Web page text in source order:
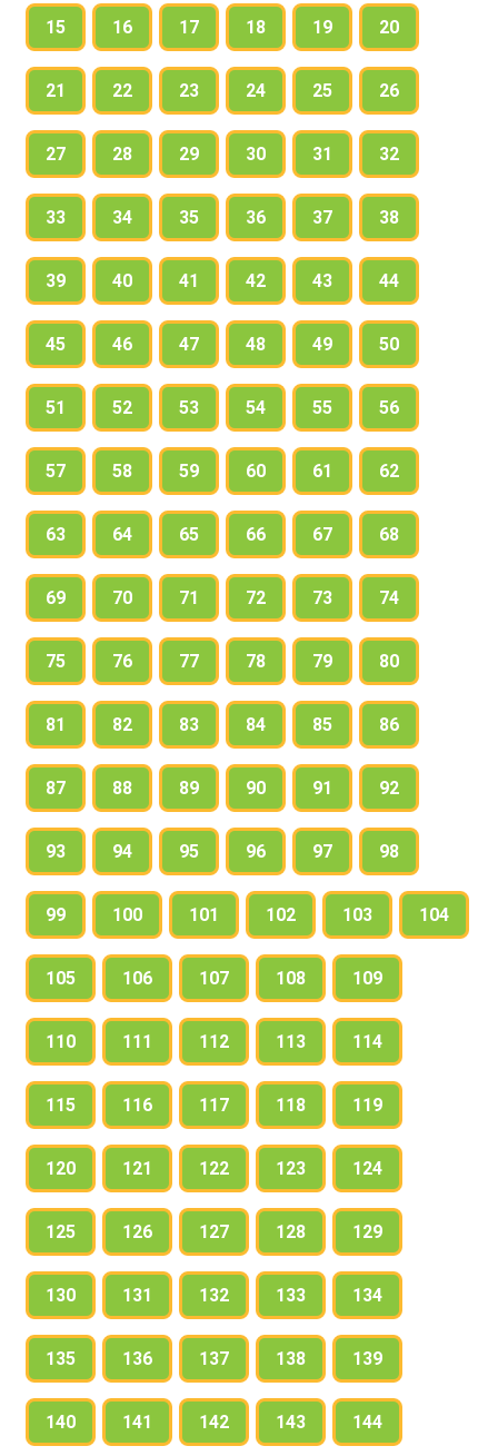
15 16 17 18 19 20
21 22 23 24 25 26
27 28 29 30 31 32
33 34 35 36 37 38
39 40 41 42 43 44
45 46 47 48 49 50
51 52 53 54 55 56
57 58 59 60 61 62
63 64 65 66 67 68
69 70 71 72 73 74
75 76 77 78 79 80
81 82 83 84 85 86
87 88 89 90 91 92
93 94 95 96 97 98
99 100 101 102 103 104
105 106 107 108 109
110 111 112 113 114
115 116 117 118 119
120 121 122 123 124
125 126 127 128 129
130 131 132 133 134
135 136 137 138 139
140 141 142 143 144